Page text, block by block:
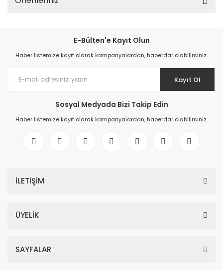
E-Bülten'e Kayıt Olun
Haber listemize kayıt olarak kampanyalardan, haberdar olabilirsiniz.
Kayıt Ol
Sosyal Medyada Bizi Takip Edin
Haber listemize kayıt olarak kampanyalardan, haberdar olabilirsiniz.
İLETİŞİM
ÜYELİK
SAYFALAR